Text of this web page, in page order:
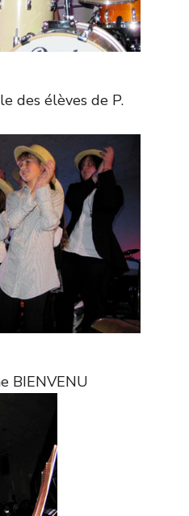
des élèves de P.
BIENVENU